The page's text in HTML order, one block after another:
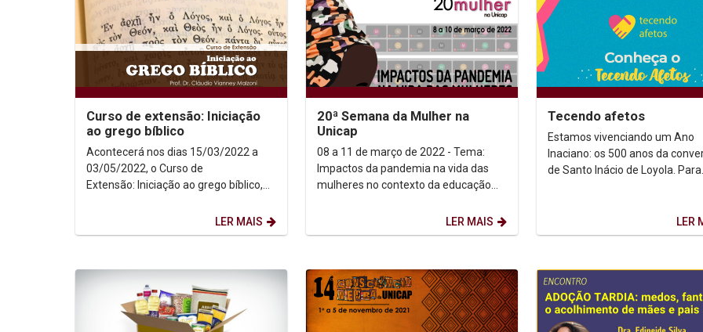
Curso de extensão: Iniciação
ao grego bíblico
Acontecerá nos dias 15/03/2022 a
03/05/2022, o Curso de
Extensão: Iniciação ao grego bíblico,
LER MAIS
20ª Semana da Mulher na
Unicap
08 a 11 de março de 2022 - Tema:
Impactos da pandemia na vida das
mulheres no contexto da educação
LER MAIS
Tecendo afetos
Estamos vivenciando um Ano
Inaciano: os 500 anos da
de Santo Inácio de Loyola. Para
LER